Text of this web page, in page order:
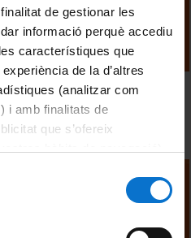
de gestionar les
informació perquè accediu
característiques que
de la d’altres
(analitzar com
i amb finalitats de
que s’ofereix
del lloc web de la
los Libros de Cocina,
Comunicadoras en la
de la Dieta Mediterránea